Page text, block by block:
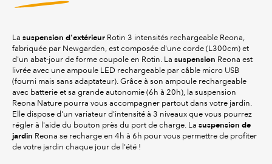
La suspension d'extérieur Rotin 3 intensités rechargeable Reona,
fabriquée par Newgarden, est composée d'une corde (L300cm) et
d'un abat-jour de forme coupole en Rotin. La suspension Reona est
livrée avec une ampoule LED rechargeable par câble micro USB
(fourni mais sans adaptateur). Grâce à son ampoule rechargeable
avec batterie et sa grande autonomie (6h à 20h), la suspension
Reona Nature pourra vous accompagner partout dans votre jardin.
Elle dispose d'un variateur d'intensité à 3 niveaux que vous pourrez
régler à l'aide du bouton près du port de charge. La suspension de
jardin Reona se recharge en 4h à 6h pour vous permettre de profiter
de votre jardin chaque jour de l'été !